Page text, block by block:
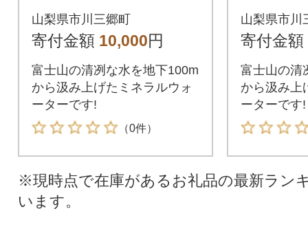
ml×48本(24本入×2箱)
(軟水)
山梨県市川三郷町
寄付金額 10,000円
富士山の清冽な水を地下100m
から汲み上げたミネラルウォ
ーターです!
（0件）
12本(6
水)
山梨県市川
寄付金額
富士山の清
から汲み上
ーターです!
※現時点で在庫があるお礼品の最新ラン
います。